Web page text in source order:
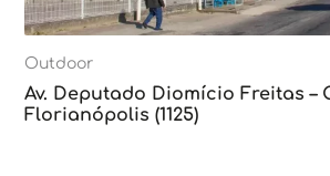
Outdoor
Av. Deputado Diomício Freitas –
Florianópolis (1125)